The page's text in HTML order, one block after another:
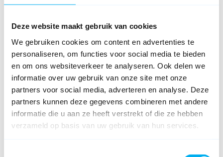
Deze website maakt gebruik van cookies
We gebruiken cookies om content en advertenties te
personaliseren, om functies voor social media te bieden
en om ons websiteverkeer te analyseren. Ook delen we
informatie over uw gebruik van onze site met onze
partners voor social media, adverteren en analyse. Deze
partners kunnen deze gegevens combineren met andere
informatie die u aan ze heeft verstrekt of die ze hebben
verzameld op basis van uw gebruik van hun services.